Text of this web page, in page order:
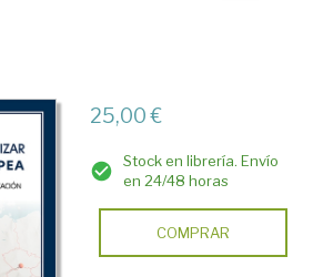
25,00 €
Stock en librería. Envío
en 24/48 horas
COMPRAR